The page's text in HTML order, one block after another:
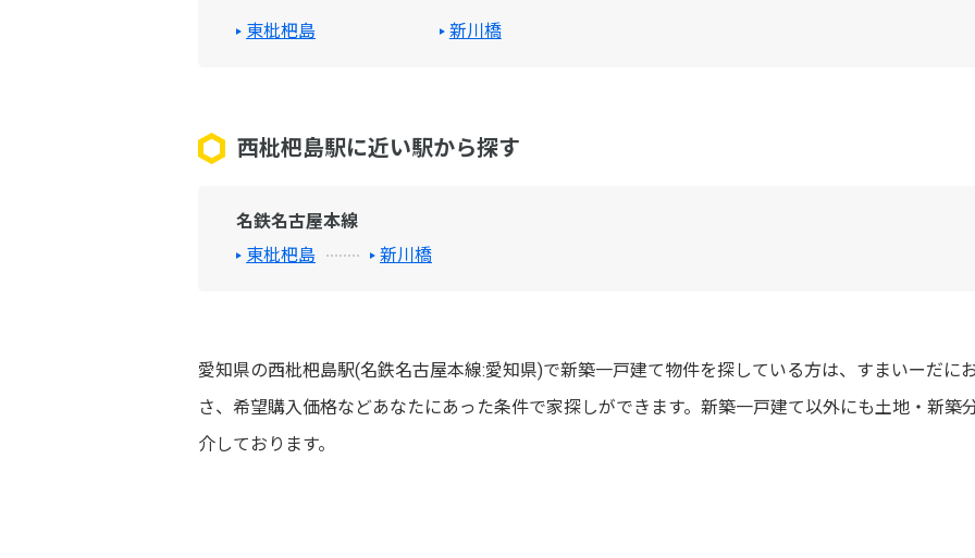
東枇杷島 新川橋
西枇杷島駅に近い駅から探す
名鉄名古屋本線
東枇杷島
新川橋
愛知県の西枇杷島駅(名鉄名古屋本線:愛知県)で新築一戸建て物件を探している方は、すまいーだに
さ、希望購入価格などあなたにあった条件で家探しができます。新築一戸建て以外にも土地・新築
介しております。